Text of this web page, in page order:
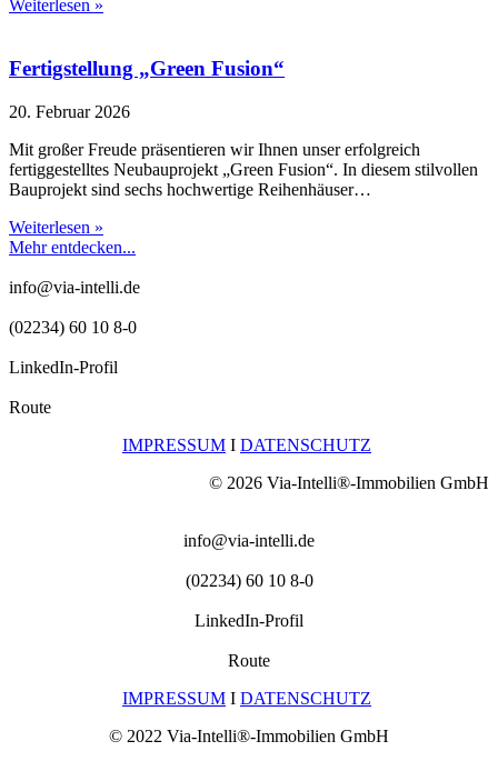
Weiterlesen »
Fertigstellung „Green Fusion“
20. Februar 2026
Mit großer Freude präsentieren wir Ihnen unser erfolgreich
fertiggestelltes Neubauprojekt „Green Fusion“. In diesem stilvollen
Bauprojekt sind sechs hochwertige Reihenhäuser…
Weiterlesen »
Mehr entdecken...
info@via-intelli.de
(02234) 60 10 8-0
LinkedIn-Profil
Route
IMPRESSUM I DATENSCHUTZ
© 2026 Via-Intelli®-Immobilien GmbH
info@via-intelli.de
(02234) 60 10 8-0
LinkedIn-Profil
Route
IMPRESSUM I DATENSCHUTZ
© 2022 Via-Intelli®-Immobilien GmbH